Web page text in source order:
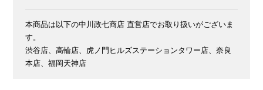
本商品は以下の中川政七商店 直営店でお取り扱いがございま
す。
渋谷店、 高輪店、 虎ノ門ヒルズステーションタワー店、 奈良
本店、 福岡天神店